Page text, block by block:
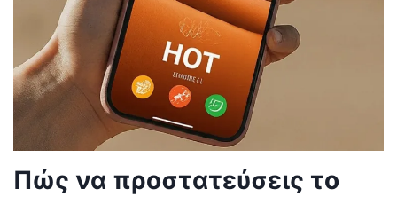
Πώς να προστατεύσεις το